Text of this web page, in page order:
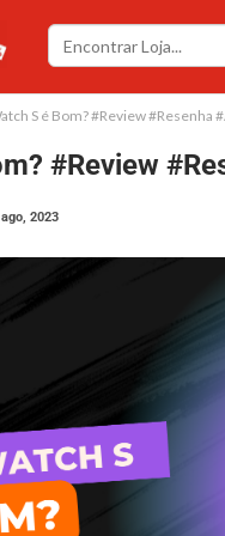
S é Bom? #Review #Resenha
#Review
2023